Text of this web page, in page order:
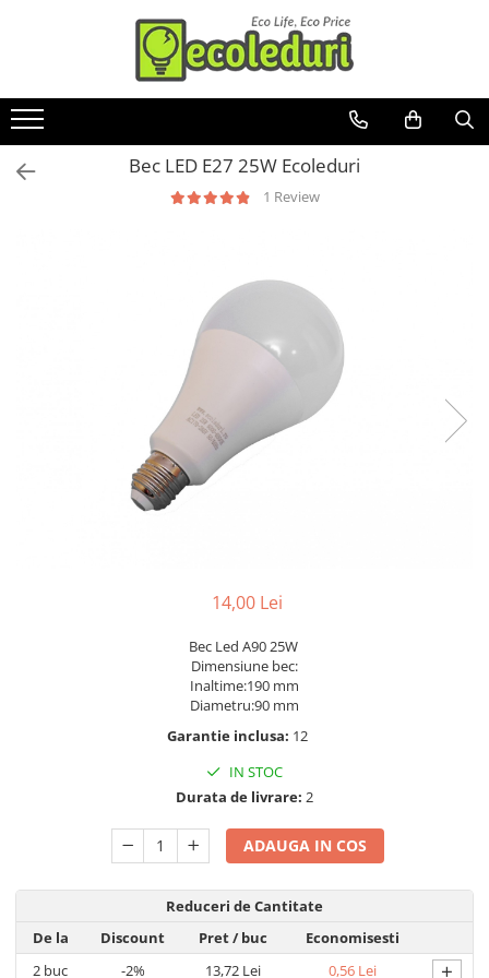
Toate Produsele
Becuri & lampi led cu fasung
Ghirlande luminoase
Modul Led pentru aplica
Tub Neon Fluorescent (Clasic)
Tub Neon LED
Corpuri Led - industriale
Aplice si Plafoniere Led
miscare,crepuscular,dulii cu
Veioze/Lămpi/lampa de veghe
senzor
exterior
Bec LED E27 25W Ecoleduri
1 Review
14,00 Lei
Bec Led A90 25W
Dimensiune bec:
Inaltime:190 mm
Diametru:90 mm
Garantie inclusa: 12
IN STOC
Durata de livrare: 2
ADAUGA IN COS
Reduceri de Cantitate
De la
Discount Pret/ buc
Economisesti
2 buc -2% 13,72 Lei 0,56 Lei +